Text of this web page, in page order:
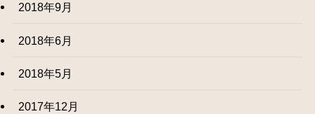
2018年9月
2018年6月
2018年5月
2017年12月